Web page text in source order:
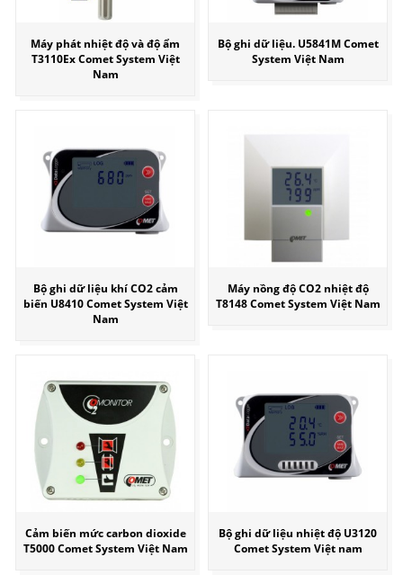
Máy phát nhiệt độ và độ ẩm
T3110Ex Comet System Việt
Nam
Bộ ghi dữ liệu. U5841M Comet
System Việt Nam
Bộ ghi dữ liệu khí CO2 cảm
biến U8410 Comet System Việt
Nam
Máy nồng độ CO2 nhiệt độ
T8148 Comet System Việt Nam
Cảm biến mức carbon dioxide
T5000 Comet System Việt Nam
Bộ ghi dữ liệu nhiệt độ U3120
Comet System Việt nam